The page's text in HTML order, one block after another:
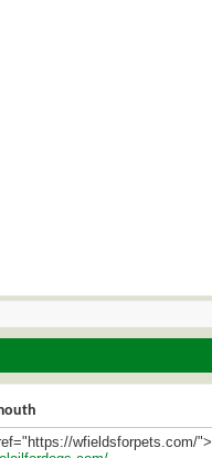
wfieldsforpets.com/